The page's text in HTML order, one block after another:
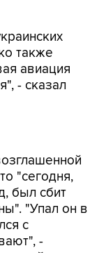
также
авиация
- сказал
был сбит
"Упал он в
с
-